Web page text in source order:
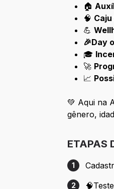
🏠
🧠
💪
🎉Day
🎓
🚀
📈
💚 Aqui na
gênero,
ETAPAS
Etapa 1:
1
2